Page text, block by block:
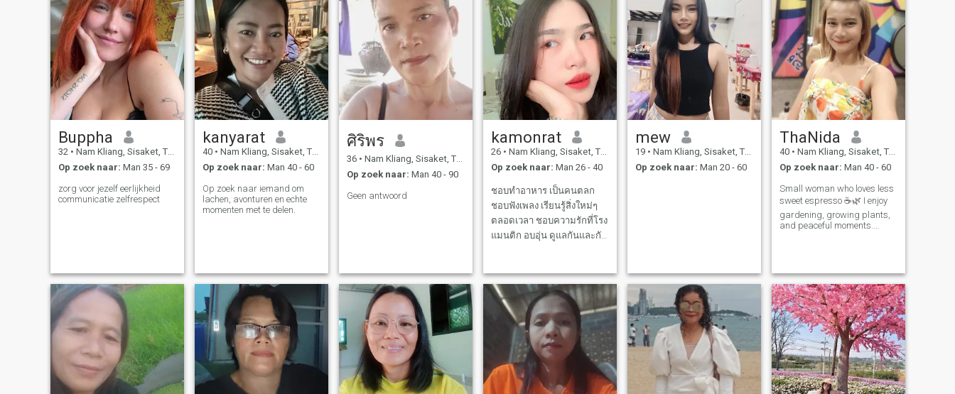
Buppha
32 • Nam Kliang, Sisaket, Thailand
Op zoek naar: Man 35 - 69
zorg voor jezelf eerlijkheid
communicatie zelfrespect
kanyarat
40 • Nam Kliang, Sisaket, Thailand
Op zoek naar: Man 40 - 60
Op zoek naar iemand om
lachen, avonturen en echte
momenten met te delen.
ศิริพร
36 • Nam Kliang, Sisaket, Thailand
Op zoek naar: Man 40 - 90
Geen antwoord
kamonrat
26 • Nam Kliang, Sisaket, Thailand
Op zoek naar: Man 26 - 40
ชอบทำอาหาร เป็นคนตลก
ชอบฟังเพลง เรียนรู้สิ่งใหม่ๆ
ตลอดเวลา ชอบความรักที่โรง
แมนติก อบอุ่น ดูแลกันและกัน
ความซื่อสัตย์ชอบธรรมชาติ
วิวสวยๆ ชอบปิกนิค ความสุข
ของคนที่รักมาก่อนเสมอ
mew
19 • Nam Kliang, Sisaket, Thailand
Op zoek naar: Man 20 - 60
ThaNida
40 • Nam Kliang, Sisaket, Thailand
Op zoek naar: Man 40 - 60
Small woman who loves less
sweet espresso ☕🌿 I enjoy
gardening, growing plants,
and peaceful moments.